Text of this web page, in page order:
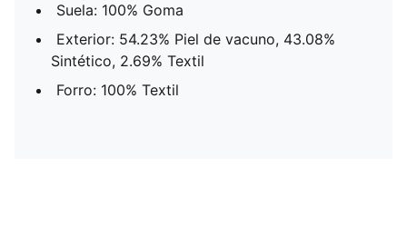
Suela: 100% Goma
Exterior: 54.23% Piel de vacuno, 43.08%
Sintético, 2.69% Textil
Forro: 100% Textil